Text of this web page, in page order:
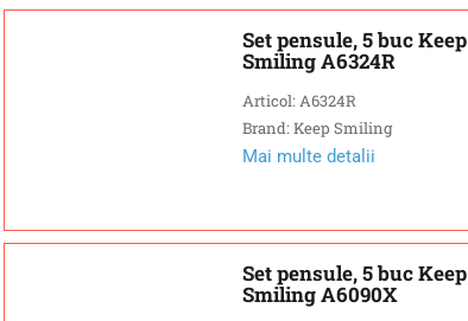
Set pensule, 5 buc Keep
Smiling A6324R
Articol: A6324R
Brand: Keep Smiling
Mai multe detalii
Set pensule, 5 buc Keep
Smiling A6090X